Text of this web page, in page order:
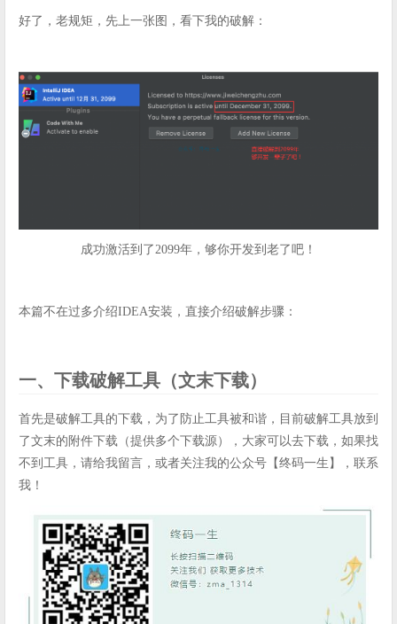
好了，老规矩，先上一张图，看下我的破解：
成功激活到了2099年，够你开发到老了吧！
本篇不在过多介绍IDEA安装，直接介绍破解步骤：
一、下载破解工具（文末下载）
首先是破解工具的下载，为了防止工具被和谐，目前破解工具放到
了文末的附件下载（提供多个下载源），大家可以去下载，如果找
不到工具，请给我留言，或者关注我的公众号【终码一生】，联系
我！